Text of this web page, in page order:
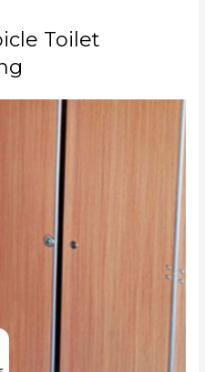
Toilet